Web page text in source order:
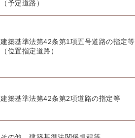
（予定道路）
建築基準法第42条第1項五号道路の指定等
（位置指定道路）
建築基準法第42条第2項道路の指定等